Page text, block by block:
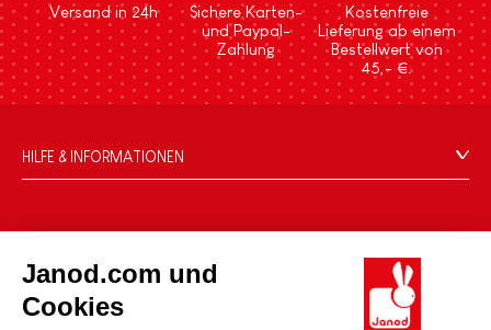
Janod.com und
Cookies
Versand in 24h
Sichere Karten-
und Paypal-
Zahlung
Kostenfreie
Lieferung ab einem
Bestellwert von
45,- €.
HILFE & INFORMATIONEN
FAQ
Kontakt
Händler
DIE WELT VON JANOD
Die Geschichte
Unsere Expertise
UNSERE LEISTUNGEN